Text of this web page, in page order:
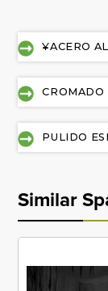
¥ACERO
CROMADO
PULIDO
Similar